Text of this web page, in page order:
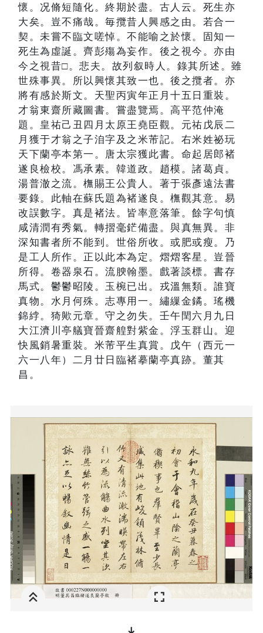
懷。况脩短隨化。終期於盡。古人云。死生亦
大矣。豈不痛哉。毎攬昔人興感之由。若合一
契。未嘗不臨文嗟悼。不能喻之於懷。固知一
死生為虛誕。齊彭殤為妄作。後之視今。亦由
今之視昔□。悲夫。故列叙時人。錄其所述。雖
世殊事異。所以興懷其致一也。後之攬者。亦
將有感於斯文。天聖丙寅年正月十五日重裝。
才翁東齋所藏圖書。嘗盡覽焉。高平范仲淹
題。皇祐己丑四月太原王堯臣觀。元祐戊辰二
月獲于才翁之子洎字及之米芾記。右米姓祕玩
天下蘭亭本第一。唐太宗獲此書。命起居郎褚
遂良檢校。馮承素。韓道政。趙模。諸葛貞。
湯普澈之流。橅賜王公貴人。著于張彥遠法書
要錄。此軸在蘇氏題為褚遂良。橅觀其意。易
改誤數字。真是褚法。皆率意落筆。餘字句慎
咸清潤有秀氣。轉摺毫鋩備盡。與真無異。非
深知書者所不能到。世俗所收。或肥或瘦。乃
是工人所作。正以此本為定。熠熠客星。豈晉
所得。卷器泉石。流腴翰墨。戲著談標。書存
馬式。鬱鬱昭陵。玉椀已出。戎溫無類。誰寶
真物。水月何殊。志專用一。繡繅金鐍。瑤機
錦綍。猗歟元章。守之勿失。壬午閏六月九日
大江濟川亭艤寶晉齋艎對紫金。浮玉群山。迎
快風銷暑重裝。米芾平生真賞。戊午（西元一
六一八年）二月廿日臨褚摹蘭亭真跡。董其
昌。